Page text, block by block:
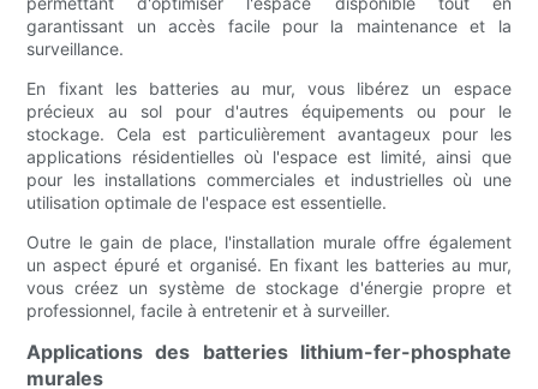
garantissant un accès facile pour la maintenance et la
surveillance.
En fixant les batteries au mur, vous libérez un espace
précieux au sol pour d'autres équipements ou pour le
stockage. Cela est particulièrement avantageux pour les
applications résidentielles où l'espace est limité, ainsi que
pour les installations commerciales et industrielles où une
utilisation optimale de l'espace est essentielle.
Outre le gain de place, l'installation murale offre également
un aspect épuré et organisé. En fixant les batteries au mur,
vous créez un système de stockage d'énergie propre et
professionnel, facile à entretenir et à surveiller.
Applications des batteries lithium-fer-phosphate
murales